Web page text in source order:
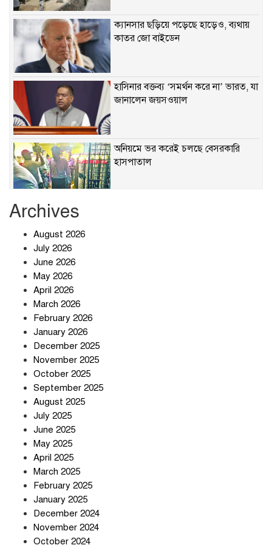
ক্যানসার ছড়িয়ে পড়েছে হাড়েও, ব্যথায়
কাতর জো বাইডেন
হাসিনার বক্তব্য ‘সমর্থন করে না’ ভারত, যা
জানালেন জয়সওয়াল
অনিয়মে ভর করেই চলছে বেসরকারি
হাসপাতাল
Archives
August 2026
July 2026
June 2026
May 2026
April 2026
March 2026
February 2026
January 2026
December 2025
November 2025
October 2025
September 2025
August 2025
July 2025
June 2025
May 2025
April 2025
March 2025
February 2025
January 2025
December 2024
November 2024
October 2024